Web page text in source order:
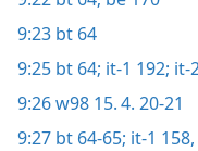
9:23 bt 64
9:25 bt 64; it-1 192; it-
9:26w98 15. 4. 20-21
9:27 bt 64-65; it-1 158,